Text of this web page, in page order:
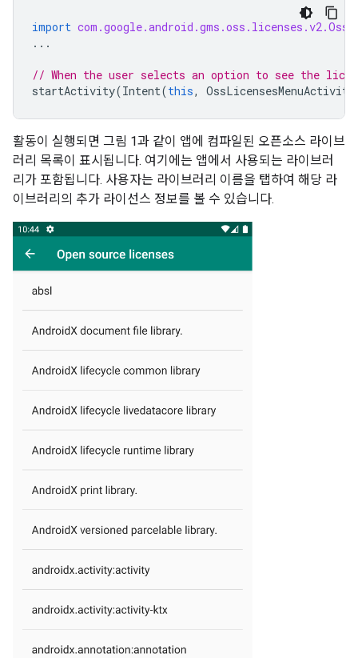
import
...
// When the user selects an option to see the
startActivity(Intent(this, OssLicensesMenuActivity
활동이 실행되면 그림 1과 같이 앱에 컴파일된 오픈소스 라이브
러리 목록이 표시됩니다. 여기에는 앱에서 사용되는 라이브러
리가 포함됩니다. 사용자는 라이브러리 이름을 탭하여 해당 라
이브러리의 추가 라이선스 정보를 볼 수 있습니다.